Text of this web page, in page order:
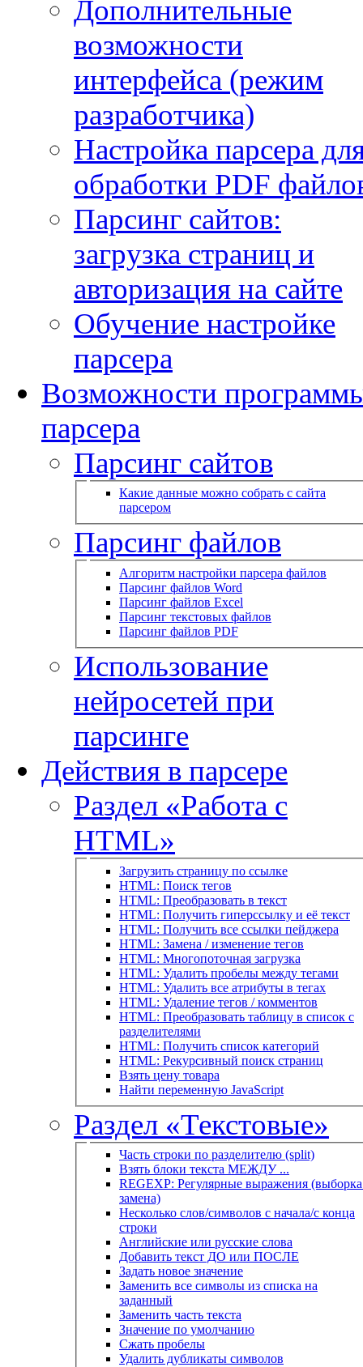
Дополнительные
возможности
интерфейса (режим
разработчика)
Настройка парсера
обработки PDF
Парсинг сайтов:
загрузка страниц и
авторизация на сайте
Обучение настройке
парсера
Возможности
парсера
Парсинг сайтов
Какие данные можно собрать с сайта
парсером
Парсинг файлов
Алгоритм настройки парсера файлов
Парсинг файлов Word
Парсинг файлов Excel
Парсинг текстовых файлов
Парсинг файлов PDF
Использование
нейросетей при
парсинге
Действия в парсере
Раздел «Работа с
HTML»
Загрузить страницу по ссылке
HTML: Поиск тегов
HTML: Преобразовать в текст
HTML: Получить гиперссылку и её текст
HTML: Получить все ссылки пейджера
HTML: Замена / изменение тегов
HTML: Многопоточная загрузка
HTML: Удалить пробелы между тегами
HTML: Удалить все атрибуты в тегах
HTML: Удаление тегов / комментов
HTML: Преобразовать таблицу в список с
разделителями
HTML: Получить список категорий
HTML: Рекурсивный поиск страниц
Взять цену товара
Найти переменную JavaScript
Раздел «Текстовые»
Часть строки по разделителю (split)
Взять блоки текста МЕЖДУ ...
REGEXP: Регулярные выражения
замена)
Несколько слов/символов с начала/с конца
строки
Английские или русские слова
Добавить текст ДО или ПОСЛЕ
Задать новое значение
Заменить все символы из списка на
заданный
Заменить часть текста
Значение по умолчанию
Сжать пробелы
Удалить дубликаты символов